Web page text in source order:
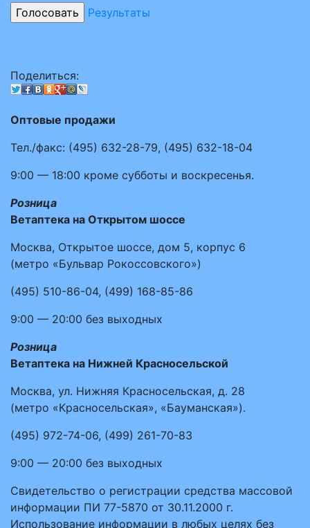
Результаты
Поделиться:
Оптовые продажи
Тел./факс: (495) 632-28-79, (495) 632-18-04
9:00 — 18:00 кроме субботы и воскресенья.
Розница
Ветаптека на Открытом шоссе
Москва, Открытое шоссе, дом 5, корпус 6
(метро «Бульвар Рокоссовского»)
(495) 510-86-04, (499) 168-85-86
9:00 — 20:00 без выходных
Розница
Ветаптека на Нижней Красносельской
Москва, ул. Нижняя Красносельская, д. 28
(метро «Красносельская», «Бауманская»).
(495) 972-74-06, (499) 261-70-83
9:00 — 20:00 без выходных
Свидетельство о регистрации средства массовой
информации ПИ 77-5870 от 30.11.2000 г.
Использование информации в любых целях без